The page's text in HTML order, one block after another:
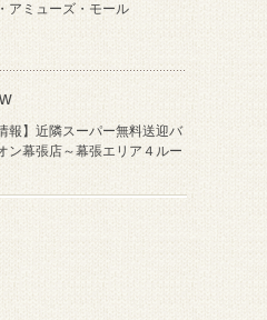
アミューズ・モール
報】近隣スーパー無料送迎バ
幕張店～幕張エリア４ルー